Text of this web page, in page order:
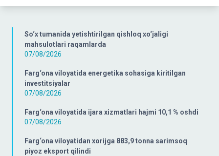
So‘x tumanida yetishtirilgan qishloq xo‘jaligi
mahsulotlari raqamlarda
07/08/2026
Farg‘ona viloyatida energetika sohasiga kiritilgan
investitsiyalar
07/08/2026
Farg‘ona viloyatida ijara xizmatlari hajmi 10,1 % oshdi
07/08/2026
Farg‘ona viloyatidan xorijga 883,9 tonna sarimsoq
piyoz eksport qilindi